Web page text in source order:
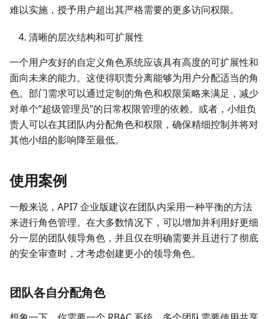
难以实施，授予用户超出其严格需要的更多访问权限。
清晰的层次结构和可扩展性
一个用户友好的自定义角色系统应该具有高度的可扩展性和
面向未来的能力。这使得职责分离能够为用户分配适当的角
色。部门需求可以通过定制的角色和权限策略来满足，减少
对单个“超级管理员”的日常权限管理的依赖。或者，小组负
责人可以在其团队内分配角色和权限，确保精细控制并将对
其他小组的影响降至最低。
使用案例
一般来说，API7 企业版建议在团队内采用一种平衡的方法
来进行角色管理。在大多数情况下，可以增加并利用好更细
分一层的团队领导角色，并且仅在明确需要并且进行了彻底
的安全审查时，才考虑创建更小的领导角色。
团队各自分配角色